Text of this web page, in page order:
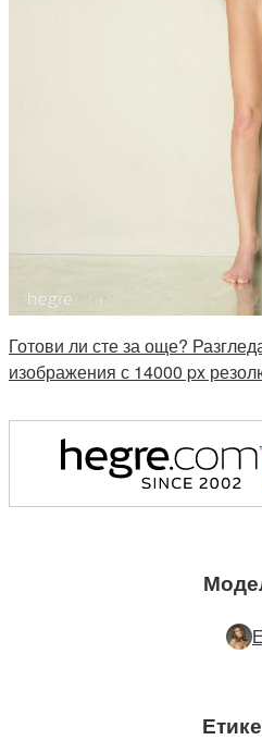
Готови ли сте за още?
изображения с 14000 px